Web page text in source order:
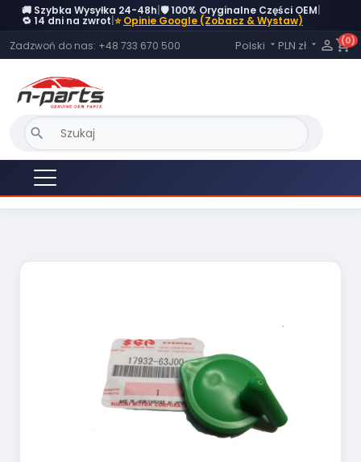
🚚 Szybka Wysyłka 24-48h 🛡️ 100% Oryginalne Części OEM
🔁 14 dni na zwrot ⭐Opinie Google (Zobacz & Wystaw)
Zadzwoń do nas: +48 733 670 500 Język:
Polski  PLN zł   shopping_cart
(0)
search